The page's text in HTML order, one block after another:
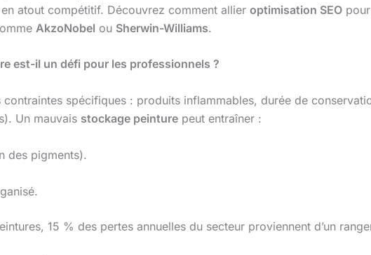
atout compétitif. Découvrez comment allier optimisation SEO
AkzoNobel ou Sherwin-Williams.
est-il un défi pour les professionnels ?
spécifiques : produits inflammables, durée de
Un mauvais stockage peinture peut entraîner :
des pigments).
15 % des pertes annuelles du secteur proviennent d’un